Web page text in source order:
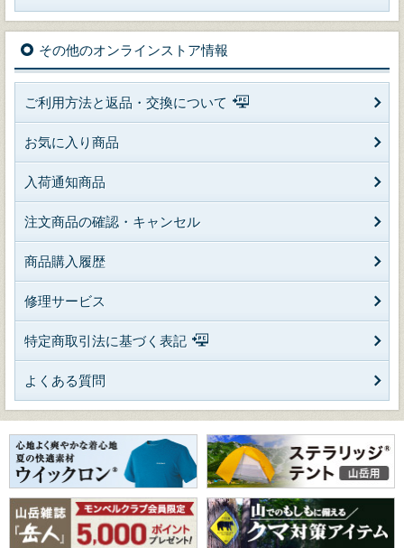
その他のオンラインストア情報
ご利用方法と返品・交換について
お気に入り商品
入荷通知商品
注文商品の確認・キャンセル
商品購入履歴
修理サービス
特定商取引法に基づく表記
よくある質問